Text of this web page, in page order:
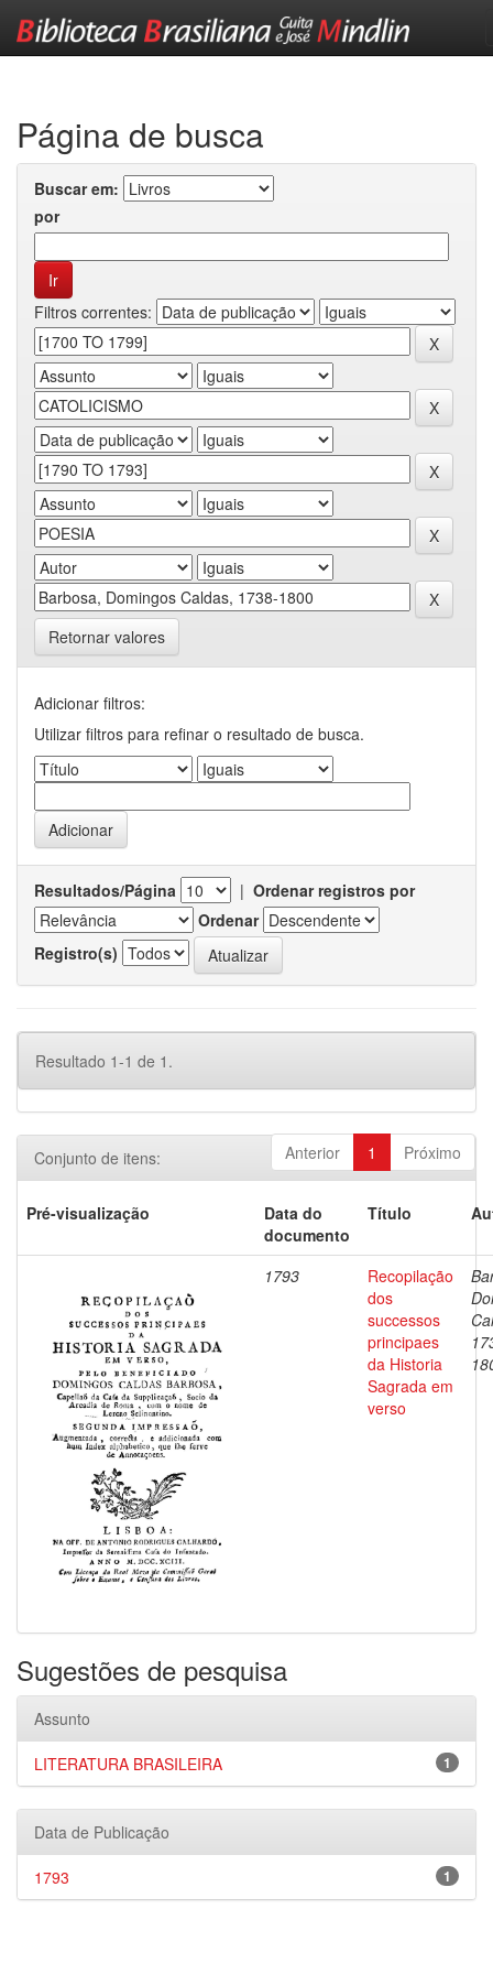
Página de busca
Buscar em:
por
Filtros correntes:
Retornar valores
Adicionar filtros:
Utilizar filtros para refinar o resultado de busca.
Resultados/Página | Ordenar registros por
Ordenar
Registro(s)
Resultado 1-1 de 1.
Anterior 1 Próximo
Conjunto de itens:
Pré-visualização
Data do
documento
Título
1793
Recopilação
dos
successos
principaes
da Historia
Sagrada em
verso
Sugestões de pesquisa
Assunto
1
LITERATURA BRASILEIRA
Data de Publicação
1
1793